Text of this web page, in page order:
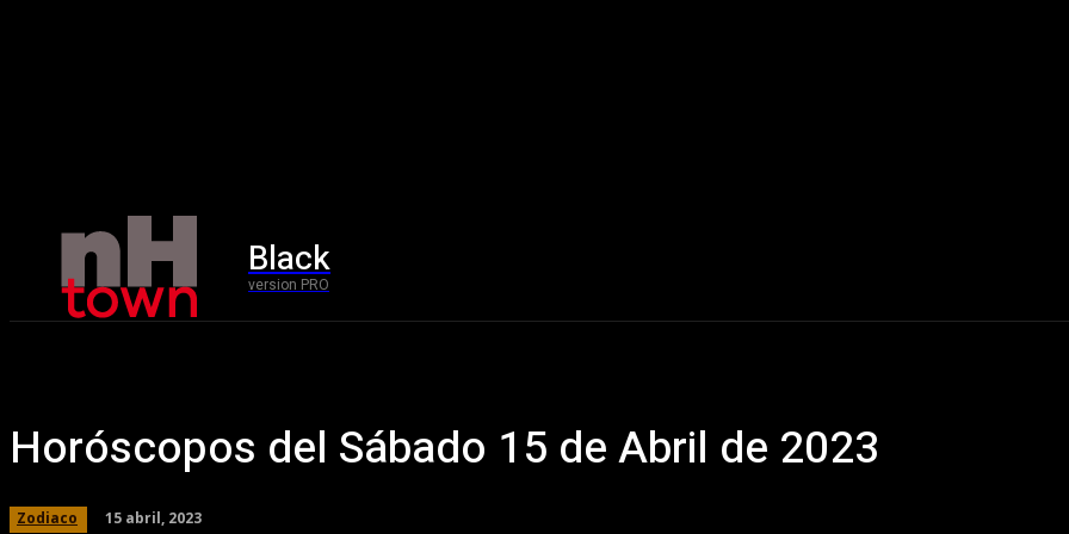
Black
version PRO
Horóscopos del Sábado 15 de Abril de 2023
Zodiaco 15 abril, 2023